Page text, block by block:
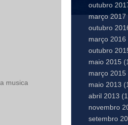
musica
outubro
março 2017
outubro
março 2016
outubro
maio 2015
março 2015
maio 2013
abril 2013
novembro
setembro